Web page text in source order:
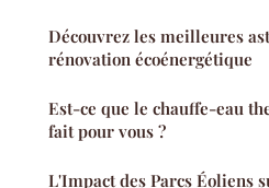
Découvrez les meilleures
rénovation écoénergétique
Est-ce que le chauffe-eau
fait pour vous ?
L'Impact des Parcs Éoliens